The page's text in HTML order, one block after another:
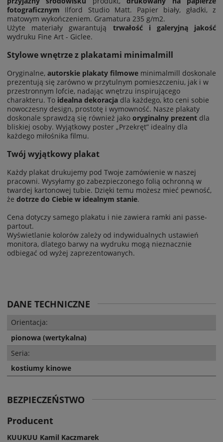
fotograficznym Ilford Studio Matt. Papier biały, gładki, z
matowym wykończeniem. Gramatura 235 g/m2.
Użyte materiały gwarantują trwałość i galeryjną jakość
wydruku Fine Art - Giclee.
Stylowe wnętrze z plakatami minimalmill
Oryginalne, autorskie plakaty filmowe minimalmill doskonale
prezentują się zarówno w przytulnym pomieszczeniu, jak i w
przestronnym lofcie, nadając wnętrzu inspirującego
charakteru. To idealna dekoracja dla każdego, kto ceni sobie
nowoczesny design, prostotę i wymowność. Nasze plakaty
doskonale sprawdzą się również jako oryginalny prezent dla
bliskiej osoby. Wyjątkowy poster „Przekręt” idealny dla
każdego miłośnika filmu.
Twój wyjątkowy plakat
Każdy plakat drukujemy pod Twoje zamówienie w naszej
pracowni. Wysyłamy go zabezpieczonego folią ochronną w
twardej kartonowej tubie. Dzięki temu możesz mieć pewność,
że dotrze do Ciebie w idealnym stanie.
Cena dotyczy samego plakatu i nie zawiera ramki ani passe-
partout.
Wyświetlanie kolorów zależy od indywidualnych ustawień
monitora, dlatego barwy na wydruku mogą nieznacznie
odbiegać od wyżej zaprezentowanych.
DANE TECHNICZNE
Orientacja:
pionowa (wertykalna)
Seria:
kostiumy kinowe
BEZPIECZEŃSTWO
Producent
KUUKUU Kamil Kaczmarek